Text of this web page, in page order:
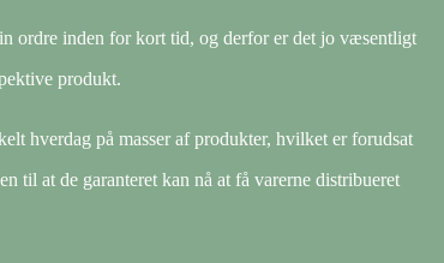
ordre inden for kort tid, og derfor er det jo væsentligt
produkt.
hverdag på masser af produkter, hvilket er forudsat
til at de garanteret kan nå at få varerne distribueret